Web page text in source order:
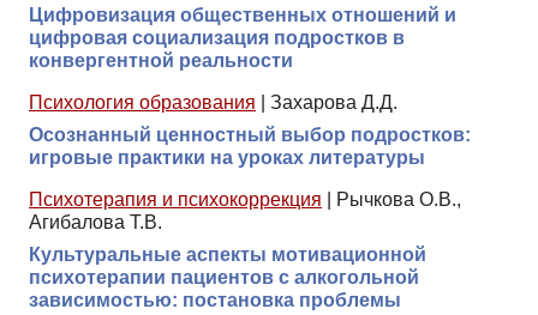
Цифровизация общественных отношений и
цифровая социализация подростков в
конвергентной реальности
Психология образования
Захарова Д.Д.
Осознанный ценностный выбор подростков:
игровые практики на уроках литературы
Психотерапия и психокоррекция
Рычкова О.В.,
Агибалова Т.В.
Культуральные аспекты мотивационной
психотерапии пациентов с алкогольной
зависимостью: постановка проблемы